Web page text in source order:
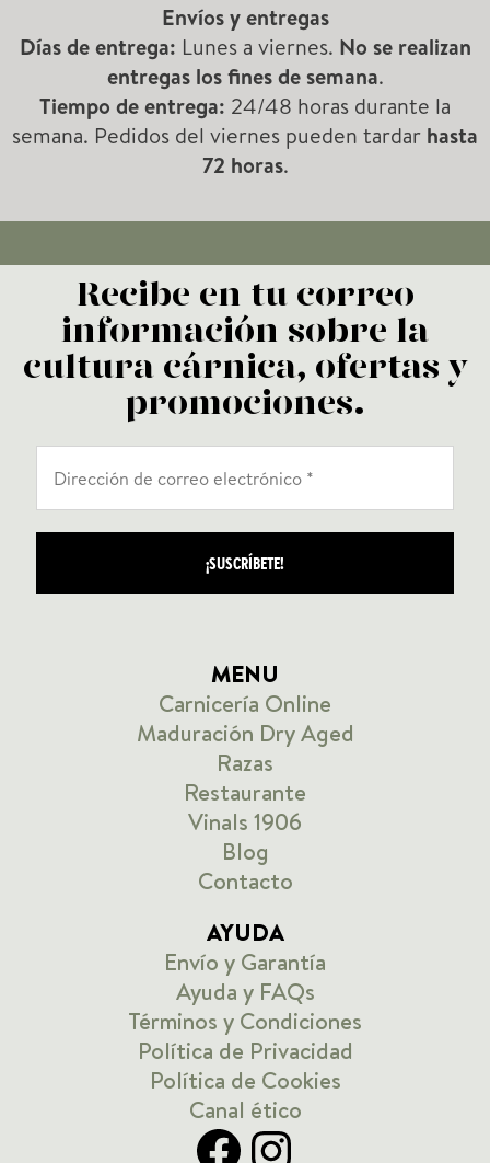
Envíos y entregas
Días de entrega: Lunes a viernes. No se realizan
entregas los fines de semana.
Tiempo de entrega: 24/48 horas durante la
semana. Pedidos del viernes pueden tardar hasta
72 horas.
Recibe en tu correo
información sobre la
cultura cárnica, ofertas y
promociones.
MENU
Carnicería Online
Maduración Dry Aged
Razas
Restaurante
Vinals 1906
Blog
Contacto
AYUDA
Envío y Garantía
Ayuda y FAQs
Términos y Condiciones
Política de Privacidad
Política de Cookies
Canal ético